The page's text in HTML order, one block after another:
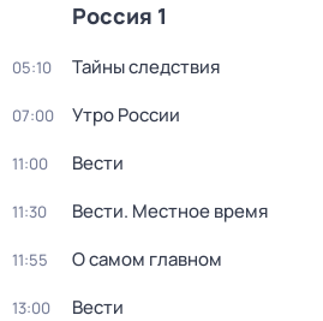
Россия 1
05:10 Тайны следствия
07:00 Утро России
11:00 Вести
11:30 Вести. Местное время
11:55 О самом главном
13:00 Вести